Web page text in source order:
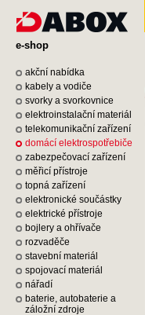
e-shop
akční nabídka
kabely a vodiče
svorky a svorkovnice
elektroinstalační materiál
telekomunikační zařízení
domácí elektrospotřebiče
zabezpečovací zařízení
měřicí přístroje
topná zařízení
elektronické součástky
elektrické přístroje
bojlery a ohřívače
rozvaděče
stavební materiál
spojovací materiál
nářadí
baterie, autobaterie a
záložní zdroje